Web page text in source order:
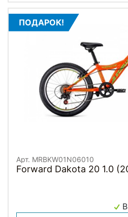
ПОДАРОК!
Арт. MRBKW01N06010
Forward Dakota 20 1.0